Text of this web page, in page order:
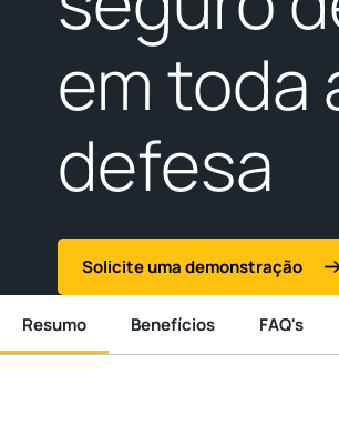
em toda
defesa
Solicite uma demonstração
Resumo Benefícios FAQ's